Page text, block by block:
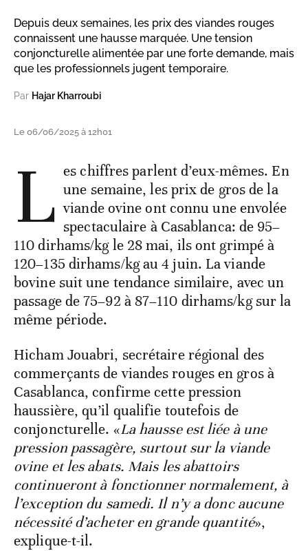
Depuis deux semaines, les prix des viandes rouges
connaissent une hausse marquée. Une tension
conjoncturelle alimentée par une forte demande, mais
que les professionnels jugent temporaire.
Par Hajar Kharroubi
Le 06/06/2025 à 12h01
L es chiffres parlent d’eux-mêmes. En
une semaine, les prix de gros de la
viande ovine ont connu une envolée
spectaculaire à Casablanca: de 95–
110 dirhams/kg le 28 mai, ils ont grimpé à
120–135 dirhams/kg au 4 juin. La viande
bovine suit une tendance similaire, avec un
passage de 75–92 à 87–110 dirhams/kg sur la
même période.
Hicham Jouabri, secrétaire régional des
commerçants de viandes rouges en gros à
Casablanca, confirme cette pression
haussière, qu’il qualifie toutefois de
conjoncturelle. «La hausse est liée à une
pression passagère, surtout sur la viande
ovine et les abats. Mais les abattoirs
continueront à fonctionner normalement, à
l’exception du samedi. Il n’y a donc aucune
nécessité d’acheter en grande quantité»,
explique-t-il.